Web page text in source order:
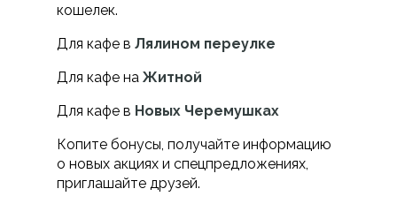
кошелек.
Для кафе в Лялином переулке
Для кафе на Житной
Для кафе в Новых Черемушках
Копите бонусы, получайте информацию
о новых акциях и спецпредложениях,
приглашайте друзей.